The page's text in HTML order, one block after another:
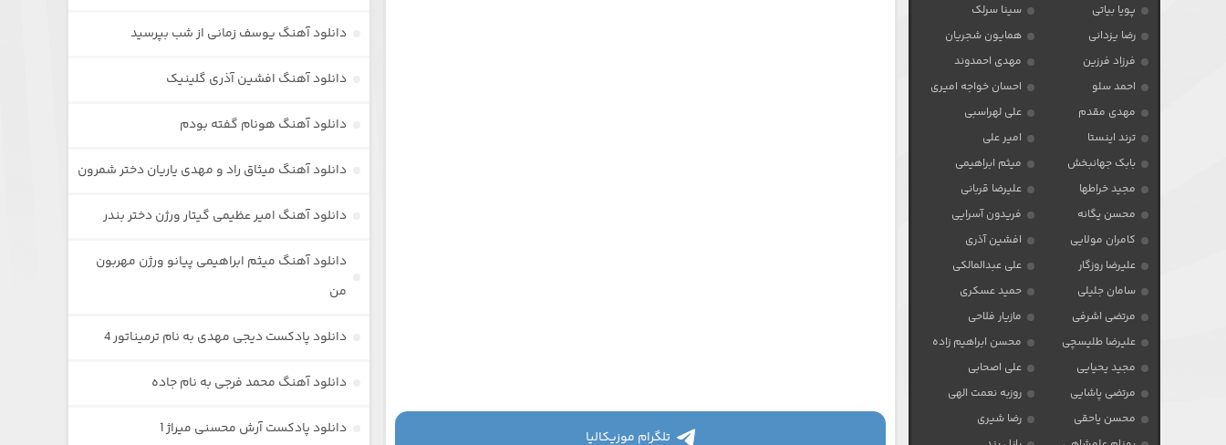
تلگرام موزیکالیا
پویا بیاتی
سینا سرلک
رضا یزدانی
همایون شجریان
فرزاد فرزین
مهدی احمدوند
احمد سلو
احسان خواجه امیری
مهدی مقدم
علی لهراسبی
ترند اینستا
امیر علی
بابک جهانبخش
میثم ابراهیمی
مجید خراطها
علیرضا قربانی
محسن یگانه
فریدون آسرایی
کامران مولایی
افشین آذری
علیرضا روزگار
علی عبدالمالکی
سامان جلیلی
حمید عسکری
مرتضی اشرفی
مازیار فلاحی
علیرضا طلیسچی
محسن ابراهیم زاده
مجید یحیایی
علی اصحابی
مرتضی پاشایی
روزبه نعمت الهی
محسن یاحقی
رضا شیری
دانلود آهنگ یوسف زمانی از شب بپرسید
دانلود آهنگ افشین آذری گلینیک
دانلود آهنگ هونام گفته بودم
دانلود آهنگ میثاق راد و مهدی یاریان دختر شمرون
دانلود آهنگ امیر عظیمی گیتار ورژن دختر بندر
دانلود آهنگ میثم ابراهیمی پیانو ورژن مهربون
من
دانلود پادکست دیجی مهدی به نام ترمیناتور 4
دانلود آهنگ محمد فرجی به نام جاده
دانلود پادکست آرش محسنی میراژ 1